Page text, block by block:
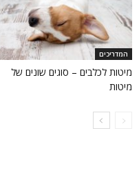
המדריכים
מיטות לכלבים – סוגים שונים של
מיטות